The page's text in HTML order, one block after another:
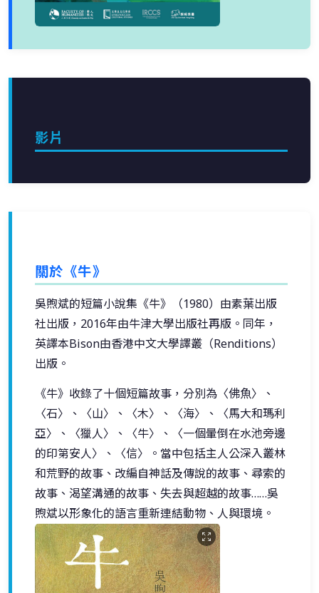
影片
關於《牛》
吳煦斌的短篇小說集《牛》（1980）由素葉出版
社出版，2016年由牛津大學出版社再版。同年，
英譯本Bison由香港中文大學譯叢（Renditions）
出版。
《牛》收錄了十個短篇故事，分別為〈佛魚〉、
〈石〉、〈山〉、〈木〉、〈海〉、〈馬大和瑪利
亞〉、〈獵人〉、〈牛〉、〈一個暈倒在水池旁邊
的印第安人〉、〈信〉。當中包括主人公深入叢林
和荒野的故事、改編自神話及傳說的故事、尋索的
故事、渴望溝通的故事、失去與超越的故事……吳
煦斌以形象化的語言重新連結動物、人與環境。